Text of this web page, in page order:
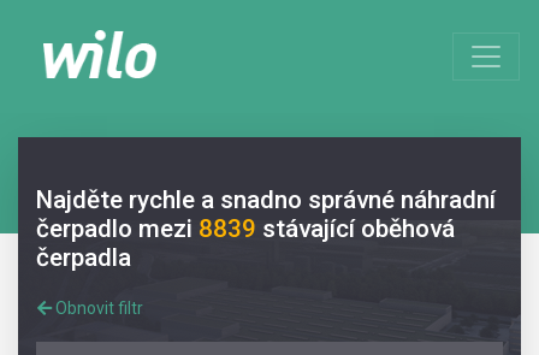
Najděte rychle a snadno správné náhradní
čerpadlo mezi 8839 stávající oběhová
čerpadla
Obnovit filtr